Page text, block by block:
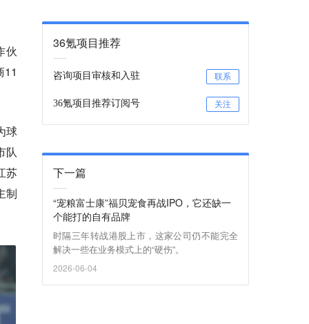
伙
球
队
苏
制
36氪项目推荐
咨询项目审核和入驻 联系
36氪项目推荐订阅号 关注
下一篇
“宠粮富士康”福贝宠食再战IPO，它还缺一
个能打的自有品牌
时隔三年转战港股上市，这家公司仍不能完全
解决一些在业务模式上的“硬伤”。
2026-06-04